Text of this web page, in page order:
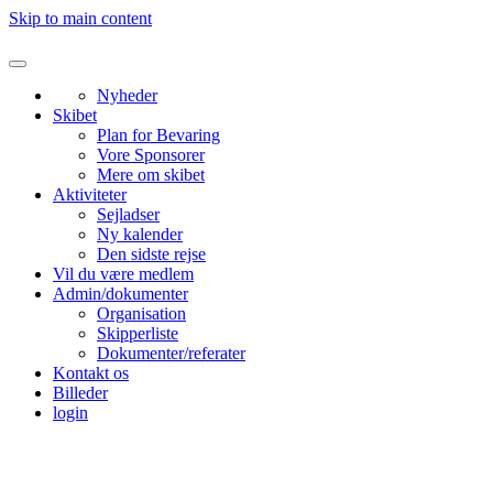
Skip to main content
Nyheder
Skibet
Plan for Bevaring
Vore Sponsorer
Mere om skibet
Aktiviteter
Sejladser
Ny kalender
Den sidste rejse
Vil du være medlem
Admin/dokumenter
Organisation
Skipperliste
Dokumenter/referater
Kontakt os
Billeder
login